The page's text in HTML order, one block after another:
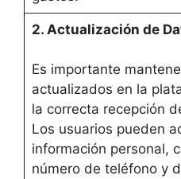
2. Actualización de
Es importante
actualizados en la
la correcta recepción
Los usuarios pueden
información personal,
número de teléfono y